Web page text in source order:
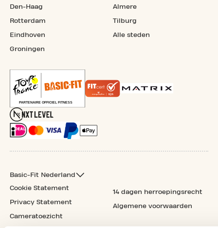
Den-Haag
Rotterdam
Eindhoven
Groningen
Almere
Tilburg
Alle steden
Basic-Fit Nederland
Cookie Statement
Privacy Statement
Cameratoezicht
14 dagen herroepingsrecht
Algemene voorwaarden